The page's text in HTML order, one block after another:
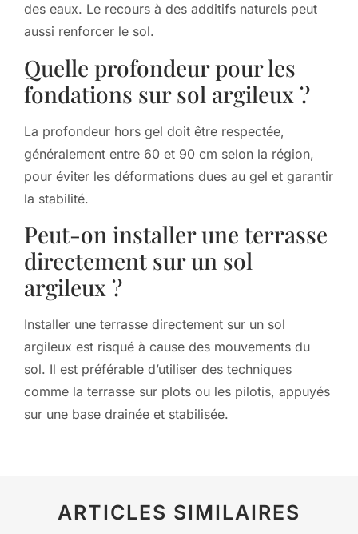
des eaux. Le recours à des additifs naturels peut
aussi renforcer le sol.
Quelle profondeur pour les
fondations sur sol argileux ?
La profondeur hors gel doit être respectée,
généralement entre 60 et 90 cm selon la région,
pour éviter les déformations dues au gel et garantir
la stabilité.
Peut-on installer une terrasse
directement sur un sol
argileux ?
Installer une terrasse directement sur un sol
argileux est risqué à cause des mouvements du
sol. Il est préférable d’utiliser des techniques
comme la terrasse sur plots ou les pilotis, appuyés
sur une base drainée et stabilisée.
ARTICLES SIMILAIRES